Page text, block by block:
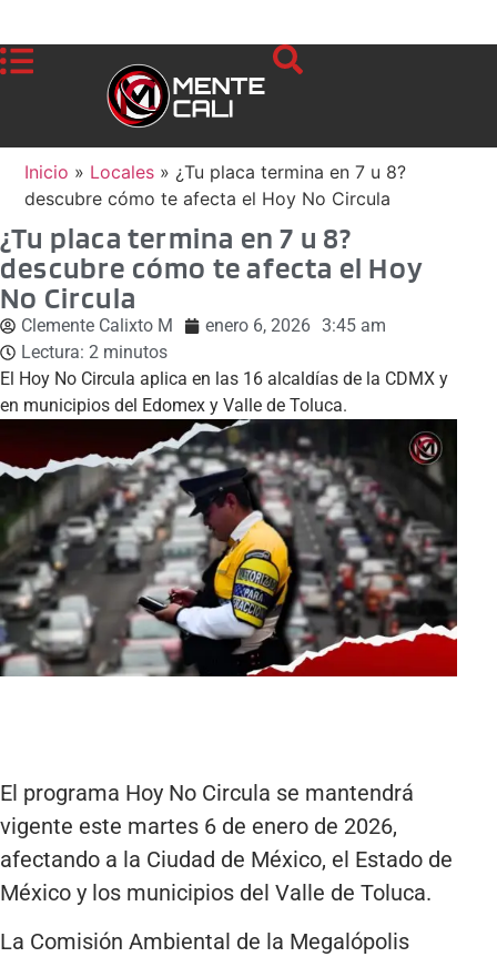
Inicio » Locales » ¿Tu placa termina en 7 u 8?
descubre cómo te afecta el Hoy No Circula
¿Tu placa termina en 7 u 8?
descubre cómo te afecta el Hoy
No Circula
Clemente Calixto M enero 6, 2026 3:45 am
Lectura: 2 minutos
El Hoy No Circula aplica en las 16 alcaldías de la CDMX y
en municipios del Edomex y Valle de Toluca.
El programa Hoy No Circula se mantendrá
vigente este martes 6 de enero de 2026,
afectando a la Ciudad de México, el Estado de
México y los municipios del Valle de Toluca.
La Comisión Ambiental de la Megalópolis